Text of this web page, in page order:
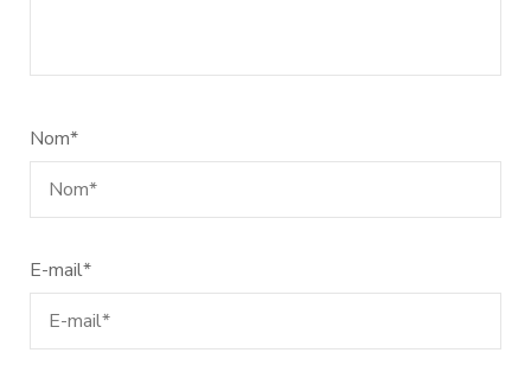
Nom*
E-mail*